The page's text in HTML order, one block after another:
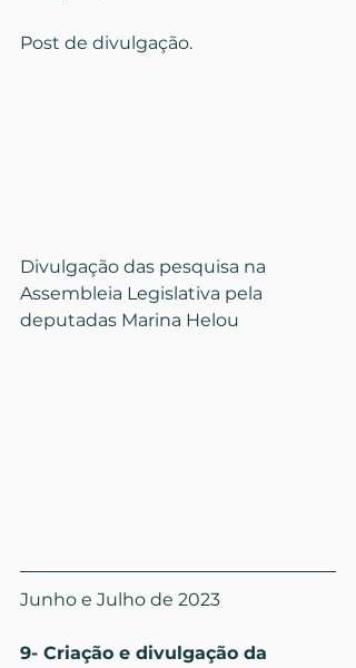
Post de divulgação.
Divulgação das pesquisa na
Assembleia Legislativa pela
deputadas Marina Helou
Junho e Julho de 2023
9- Criação e divulgação da